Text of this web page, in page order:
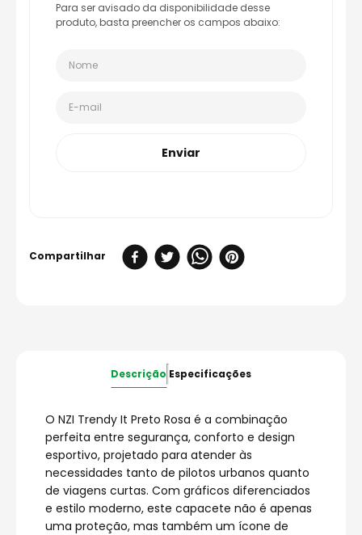
Para ser avisado da disponibilidade desse
produto, basta preencher os campos abaixo:
Enviar
Descrição Especificações
O NZI Trendy It Preto Rosa é a combinação
perfeita entre segurança, conforto e design
esportivo, projetado para atender às
necessidades tanto de pilotos urbanos quanto
de viagens curtas. Com gráficos diferenciados
e estilo moderno, este capacete não é apenas
uma proteção, mas também um ícone de